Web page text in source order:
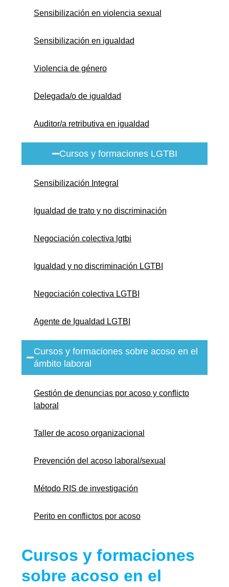
Sensibilización en violencia sexual
Sensibilización en igualdad
Violencia de género
Delegada/o de igualdad
Auditor/a retributiva en igualdad
Cursos y formaciones LGTBI
Sensibilización Integral
Igualdad de trato y no discriminación
Negociación colectiva lgtbi
Igualdad y no discriminación LGTBI
Negociación colectiva LGTBI
Agente de Igualdad LGTBI
Cursos y formaciones sobre acoso en el
ámbito laboral
Gestión de denuncias por acoso y conflicto
laboral
Taller de acoso organizacional
Prevención del acoso laboral/sexual
Método RIS de investigación
Perito en conflictos por acoso
Cursos y formaciones
sobre acoso en el